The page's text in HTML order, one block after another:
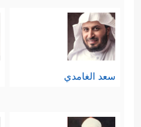
سعد الغامدي